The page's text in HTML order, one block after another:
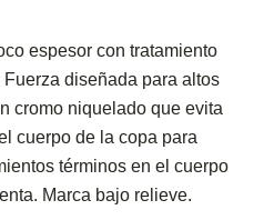
espesor con tratamiento
diseñada para altos
cromo niquelado que evita
cuerpo de la copa para
términos en el cuerpo
Marca bajo relieve.